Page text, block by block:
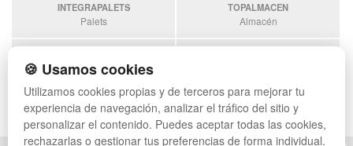
INTEGRAPALETS
Palets
TOPALMACEN
Almacén
Sobrantes
ESTANTERIASKIT
Estanterias
🍪 Usamos cookies
Utilizamos cookies propias y de terceros para mejorar tu
experiencia de navegación, analizar el tráfico del sitio y
personalizar el contenido. Puedes aceptar todas las cookies,
rechazarlas o gestionar tus preferencias de forma individual.